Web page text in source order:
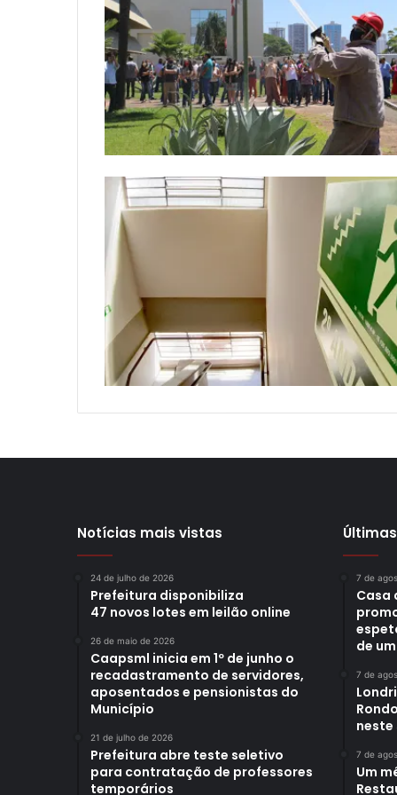
Notícias mais vistas
24 de julho de 2026
Prefeitura disponibiliza
47 novos lotes em leilão online
26 de maio de 2026
Caapsml inicia em 1º de junho o
recadastramento de servidores,
aposentados e pensionistas do
Município
21 de julho de 2026
Prefeitura abre teste seletivo
para contratação de professores
temporários
7 de
Casa
de
7 de
7 de
Um